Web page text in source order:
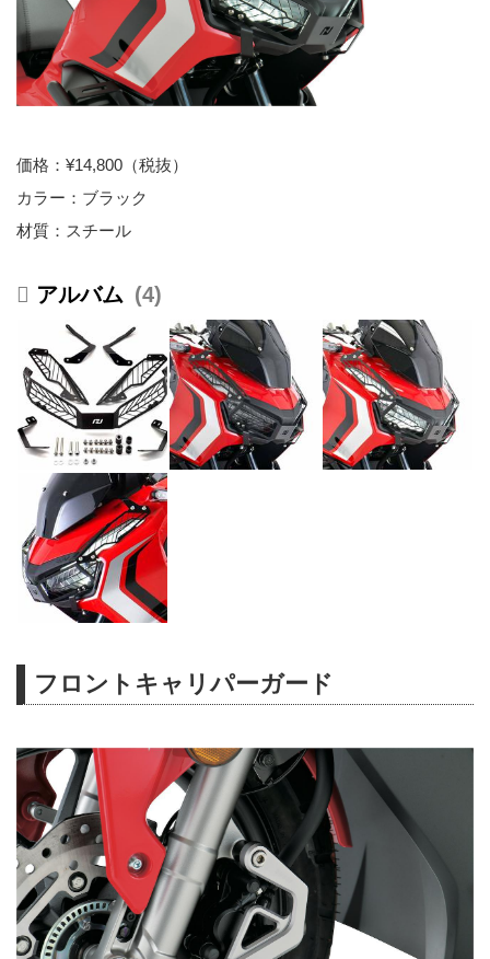
価格：¥14,800（税抜）
カラー：ブラック
材質：スチール
4
フロントキャリパーガード